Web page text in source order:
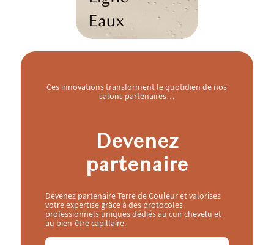
Ces innovations transforment le quotidien de nos
salons partenaires…
Devenez
partenaire
Devenez partenaire Terre de Couleur et valorisez
votre expertise grâce à des protocoles
professionnels uniques dédiés au cuir chevelu et
au bien-être capillaire.